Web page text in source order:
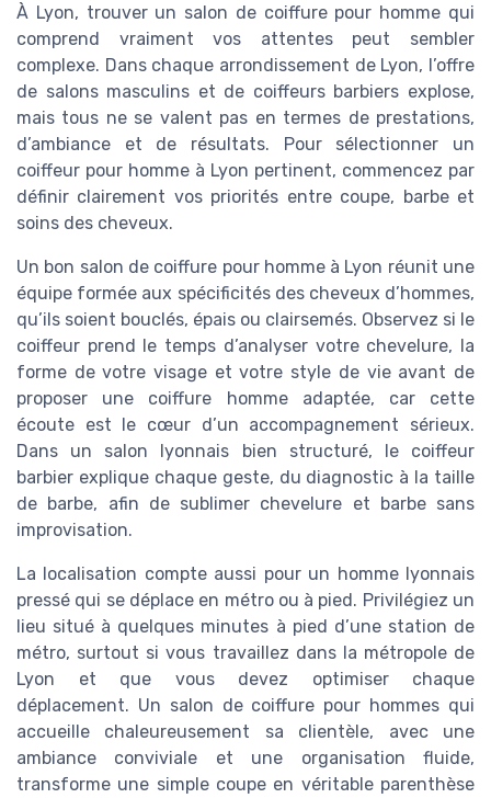
À Lyon, trouver un salon de coiffure pour homme qui
comprend vraiment vos attentes peut sembler
complexe. Dans chaque arrondissement de Lyon, l’offre
de salons masculins et de coiffeurs barbiers explose,
mais tous ne se valent pas en termes de prestations,
d’ambiance et de résultats. Pour sélectionner un
coiffeur pour homme à Lyon pertinent, commencez par
définir clairement vos priorités entre coupe, barbe et
soins des cheveux.
Un bon salon de coiffure pour homme à Lyon réunit une
équipe formée aux spécificités des cheveux d’hommes,
qu’ils soient bouclés, épais ou clairsemés. Observez si le
coiffeur prend le temps d’analyser votre chevelure, la
forme de votre visage et votre style de vie avant de
proposer une coiffure homme adaptée, car cette
écoute est le cœur d’un accompagnement sérieux.
Dans un salon lyonnais bien structuré, le coiffeur
barbier explique chaque geste, du diagnostic à la taille
de barbe, afin de sublimer chevelure et barbe sans
improvisation.
La localisation compte aussi pour un homme lyonnais
pressé qui se déplace en métro ou à pied. Privilégiez un
lieu situé à quelques minutes à pied d’une station de
métro, surtout si vous travaillez dans la métropole de
Lyon et que vous devez optimiser chaque
déplacement. Un salon de coiffure pour hommes qui
accueille chaleureusement sa clientèle, avec une
ambiance conviviale et une organisation fluide,
transforme une simple coupe en véritable parenthèse